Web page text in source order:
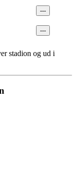
---
---
stadion og ud i